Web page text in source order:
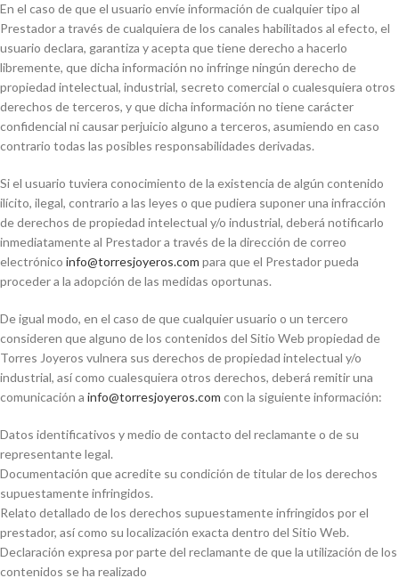
En el caso de que el usuario envíe información de cualquier tipo al
Prestador a través de cualquiera de los canales habilitados al efecto, el
usuario declara, garantiza y acepta que tiene derecho a hacerlo
libremente, que dicha información no infringe ningún derecho de
propiedad intelectual, industrial, secreto comercial o cualesquiera otros
derechos de terceros, y que dicha información no tiene carácter
confidencial ni causar perjuicio alguno a terceros, asumiendo en caso
contrario todas las posibles responsabilidades derivadas.
Si el usuario tuviera conocimiento de la existencia de algún contenido
ilícito, ilegal, contrario a las leyes o que pudiera suponer una infracción
de derechos de propiedad intelectual y/o industrial, deberá notificarlo
inmediatamente al Prestador a través de la dirección de correo
electrónico info@torresjoyeros.com para que el Prestador pueda
proceder a la adopción de las medidas oportunas.
De igual modo, en el caso de que cualquier usuario o un tercero
consideren que alguno de los contenidos del Sitio Web propiedad de
Torres Joyeros vulnera sus derechos de propiedad intelectual y/o
industrial, así como cualesquiera otros derechos, deberá remitir una
comunicación a info@torresjoyeros.com con la siguiente información:
Datos identificativos y medio de contacto del reclamante o de su
representante legal.
Documentación que acredite su condición de titular de los derechos
supuestamente infringidos.
Relato detallado de los derechos supuestamente infringidos por el
prestador, así como su localización exacta dentro del Sitio Web.
Declaración expresa por parte del reclamante de que la utilización de los
contenidos se ha realizado